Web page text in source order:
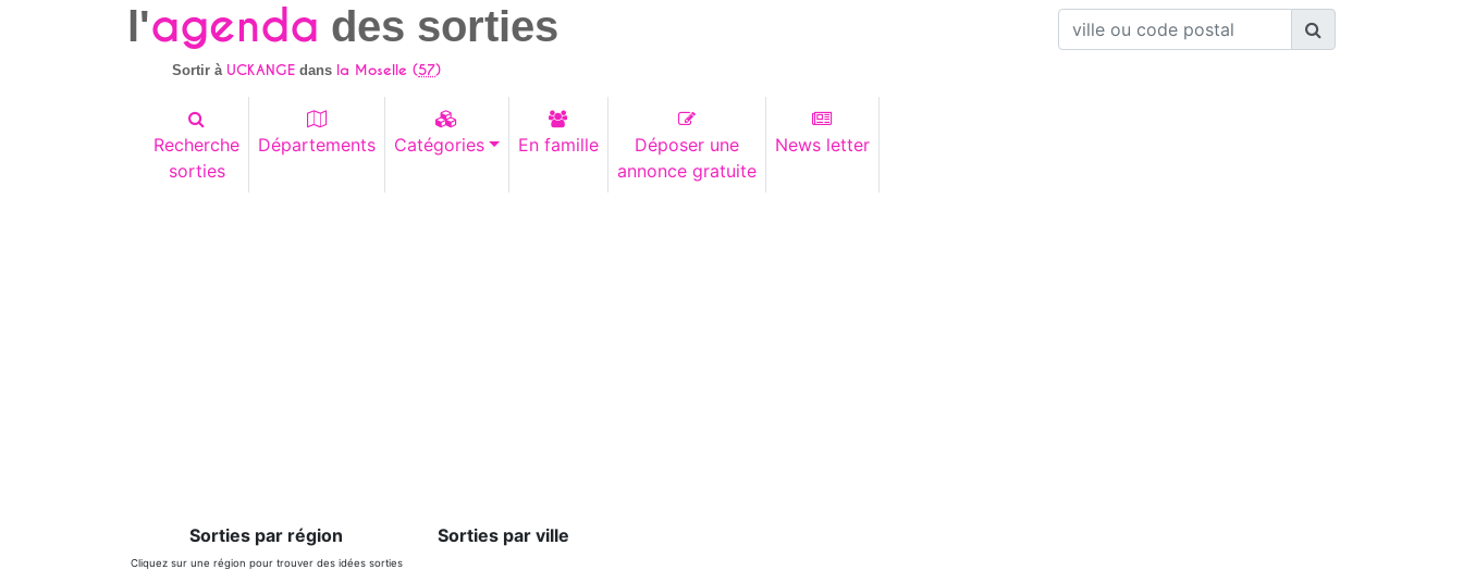
l'agenda des sorties
Sortir à UCKANGE dans la Moselle (57)
Recherche
sorties
Départements Catégories En famille
Déposer une
annonce gratuite
News letter
Sorties par région
Cliquez sur une région pour trouver des idées sorties
Sorties par ville